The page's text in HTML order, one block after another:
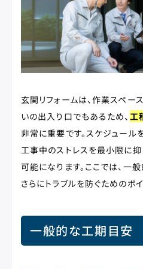
玄関リフォームは、作業スペー
いの出入り口でもあるため、 工
非常に重要です。スケジュール
工事中のストレスを最小限に抑
可能になります。ここでは、一
さらにトラブルを防ぐためのポ
一般的な工期目安